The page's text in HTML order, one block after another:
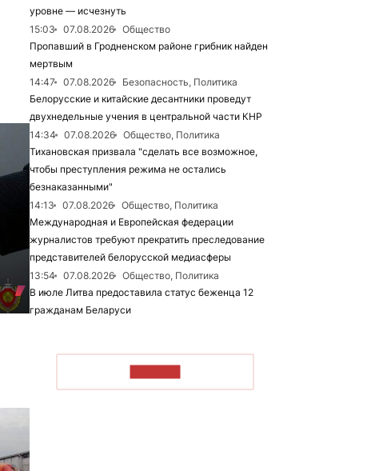
уровне — исчезнуть
15:03
07.08.2026
Общество
Пропавший в Гродненском районе грибник найден
мертвым
14:47
07.08.2026
Безопасность, Политика
Белорусские и китайские десантники проведут
двухнедельные учения в центральной части КНР
14:34
07.08.2026
Общество, Политика
Тихановская призвала "сделать все возможное,
чтобы преступления режима не остались
безнаказанными"
14:13
07.08.2026
Общество, Политика
Международная и Европейская федерации
журналистов требуют прекратить преследование
представителей белорусской медиасферы
13:54
07.08.2026
Общество, Политика
В июле Литва предоставила статус беженца 12
гражданам Беларуси